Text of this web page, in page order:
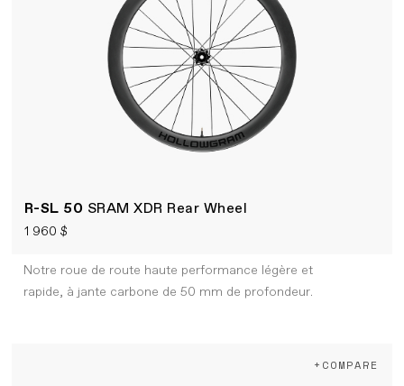
R-SL 50 SRAM XDR Rear Wheel
1 960 $
Notre roue de route haute performance légère et
rapide, à jante carbone de 50 mm de profondeur.
+COMPARE